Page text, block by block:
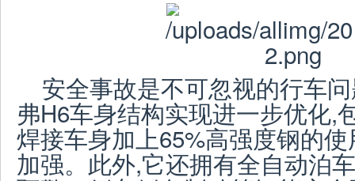
安全事故是不可忽视的行车
弗H6车身结构实现进一步优化,
焊接车身加上65%高强度钢的
加强。此外,它还拥有全自动泊